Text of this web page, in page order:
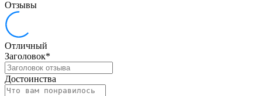
Отзывы
Отличный
Заголовок*
Достоинства